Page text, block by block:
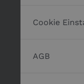
Cookie
AGB